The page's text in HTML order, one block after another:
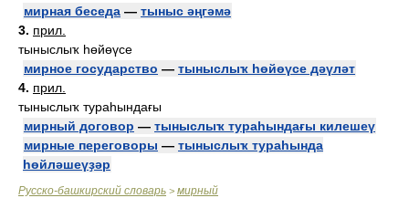
мирная беседа — тыныс әңгәмә
3. прил.
тыныслыҡ һөйөүсе
мирное государство — тыныслыҡ һөйөүсе дәүләт
4. прил.
тыныслыҡ тураһындағы
мирный договор — тыныслыҡ тураһындағы килешеү
мирные переговоры — тыныслыҡ тураһында
һөйләшеүҙәр
Русско-башкирский словарь > мирный